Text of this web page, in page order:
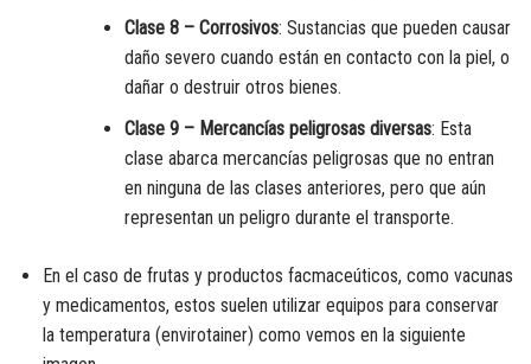
Clase 8 – Corrosivos: Sustancias que pueden causar
daño severo cuando están en contacto con la piel, o
dañar o destruir otros bienes.
Clase 9 – Mercancías peligrosas diversas: Esta
clase abarca mercancías peligrosas que no entran
en ninguna de las clases anteriores, pero que aún
representan un peligro durante el transporte.
En el caso de frutas y productos facmaceúticos, como vacunas
y medicamentos, estos suelen utilizar equipos para conservar
la temperatura (envirotainer) como vemos en la siguiente